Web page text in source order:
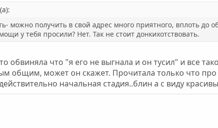
можно получить в свой адрес много приятного, вплоть
у тебя просили? Нет. Так не стоит донкихотствовать.
обвиняла что "я его не выгнала и он тусил" и все
общим, может он скажет. Прочитала только что
начальная стадия..блин а с виду